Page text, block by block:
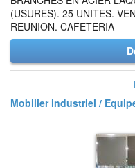
(USURES). 25 UNITES.
REUNION. CAFETERIA
Mobilier industriel /